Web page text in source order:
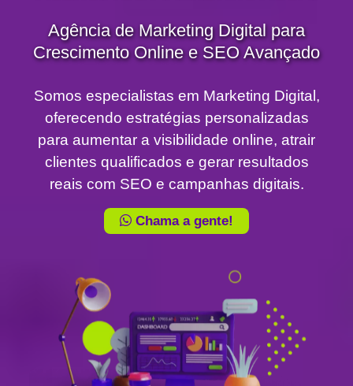
Agência de Marketing Digital para
Crescimento Online e SEO Avançado
Somos especialistas em Marketing Digital,
oferecendo estratégias personalizadas
para aumentar a visibilidade online, atrair
clientes qualificados e gerar resultados
reais com SEO e campanhas digitais.
Chama a gente!